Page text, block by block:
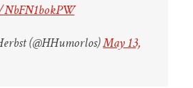
(@HHumorlos)May 13,